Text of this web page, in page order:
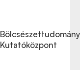
Kutatóközpont